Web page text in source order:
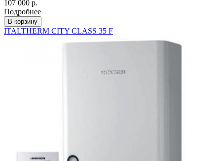
107 000 р.
Подробнее
В корзину
ITALTHERM CITY CLASS 35 F